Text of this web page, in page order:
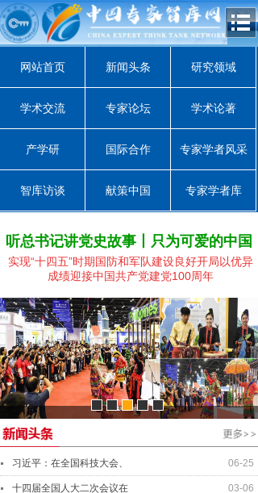
网站首页 新闻头条 研究领域
学术交流 专家论坛 学术论著
产学研 国际合作 专家学者风采
智库访谈 献策中国 专家学者库
听总书记讲党史故事丨只为可爱的中国
实现“十四五”时期国防和军队建设良好开局以优异
成绩迎接中国共产党建党100周年
资产管理经理 总会计师
06-25
习近平：在全国科技大会、
03-06
十四届全国人大二次会议在